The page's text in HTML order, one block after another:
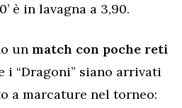
è in lavagna a 3,90.
un match con poche reti
i “Dragoni” siano arrivati
a marcature nel torneo: